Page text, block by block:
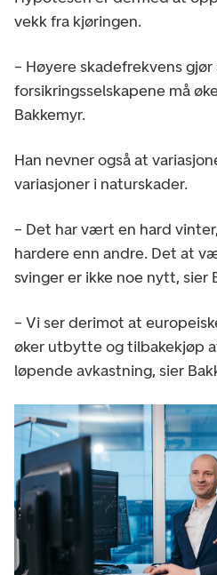
vekk fra kjøringen.
– Høyere skadefrekvens gjør
forsikringsselskapene må
Bakkemyr.
Han nevner også at
variasjoner i naturskader.
– Det har vært en hard
hardere enn andre. Det at
svinger er ikke noe nytt, sier
– Vi ser derimot at
øker utbytte og tilbakekjøp
løpende avkastning, sier